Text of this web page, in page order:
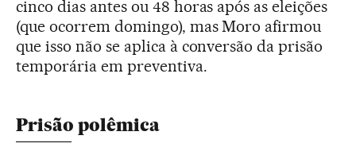
cinco dias antes ou 48 horas após as eleições
(que ocorrem domingo), mas Moro afirmou
que isso não se aplica à conversão da prisão
temporária em preventiva.
Prisão polêmica